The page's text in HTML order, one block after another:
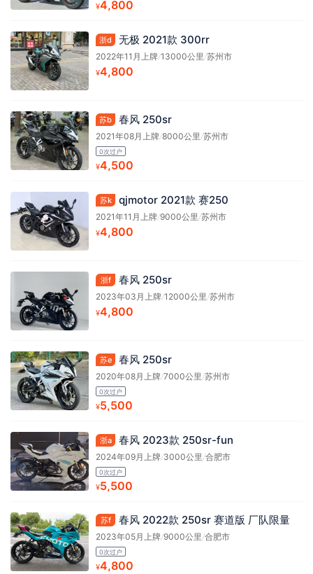
¥4,800
浙d 无极 2021款 300rr
2022年11月上牌/13000公里 /苏州市
¥4,800
苏b 春风 250sr
2021年08月上牌/8000公里 /苏州市
0次过户
¥4,500
苏k qjmotor 2021款 赛250
2021年11月上牌/9000公里 /苏州市
¥4,800
浙f 春风 250sr
2023年03月上牌/12000公里 /苏州市
¥4,800
苏e 春风 250sr
2020年08月上牌/7000公里 /苏州市
0次过户
¥5,500
浙a 春风 2023款 250sr-fun
2024年09月上牌/3000公里 /合肥市
0次过户
¥5,500
苏f 春风 2022款 250sr 赛道版 厂队限量
2023年05月上牌/9000公里/合肥市
0次过户
¥4,800